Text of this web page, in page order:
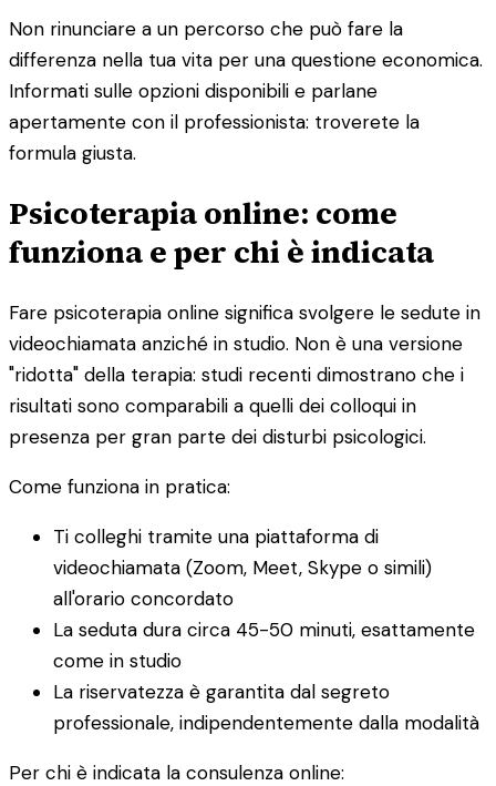
Non rinunciare a un percorso che può fare la
differenza nella tua vita per una questione economica.
Informati sulle opzioni disponibili e parlane
apertamente con il professionista: troverete la
formula giusta.
Psicoterapia online: come
funziona e per chi è indicata
Fare psicoterapia online significa svolgere le sedute in
videochiamata anziché in studio. Non è una versione
"ridotta" della terapia: studi recenti dimostrano che i
risultati sono comparabili a quelli dei colloqui in
presenza per gran parte dei disturbi psicologici.
Come funziona in pratica:
Ti colleghi tramite una piattaforma di
videochiamata (Zoom, Meet, Skype o simili)
all'orario concordato
La seduta dura circa 45-50 minuti, esattamente
come in studio
La riservatezza è garantita dal segreto
professionale, indipendentemente dalla modalità
Per chi è indicata la consulenza online: